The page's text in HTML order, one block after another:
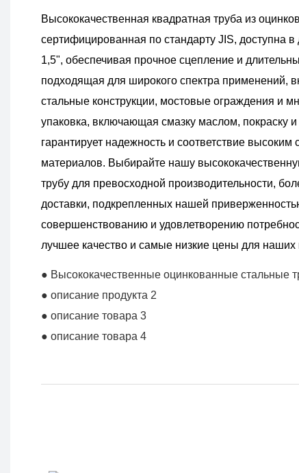
Высококачественная квадратная труба из
сертифицированная по стандарту JIS, доступна
1,5", обеспечивая прочное сцепление и
подходящая для широкого спектра применений,
стальные конструкции, мостовые ограждения и
упаковка, включающая смазку маслом, покраску
гарантирует надежность и соответствие высоким
материалов. Выбирайте нашу
трубу для превосходной производительности,
доставки, подкрепленных нашей
совершенствованию и удовлетворению
лучшее качество и самые низкие цены для наших
● Высококачественные оцинкованные стальные
● описание продукта 2
● описание товара 3
● описание товара 4